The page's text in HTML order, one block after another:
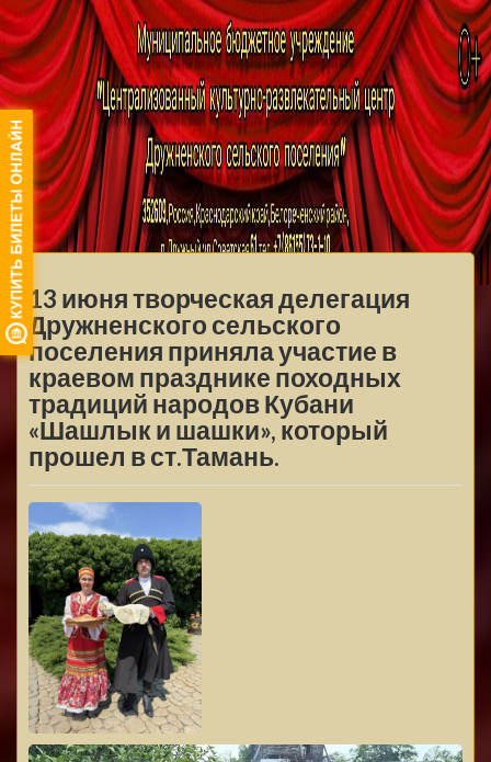
МБУ ЦКРЦ
ДРУЖНЕНСКОГО
СЕЛЬСКОГО
ПОСЕЛЕНИЯ
МЕНЮ
13 июня творческая делегация
Дружненского сельского
поселения приняла участие в
краевом празднике походных
традиций народов Кубани
«Шашлык и шашки», который
прошел в ст.Тамань.